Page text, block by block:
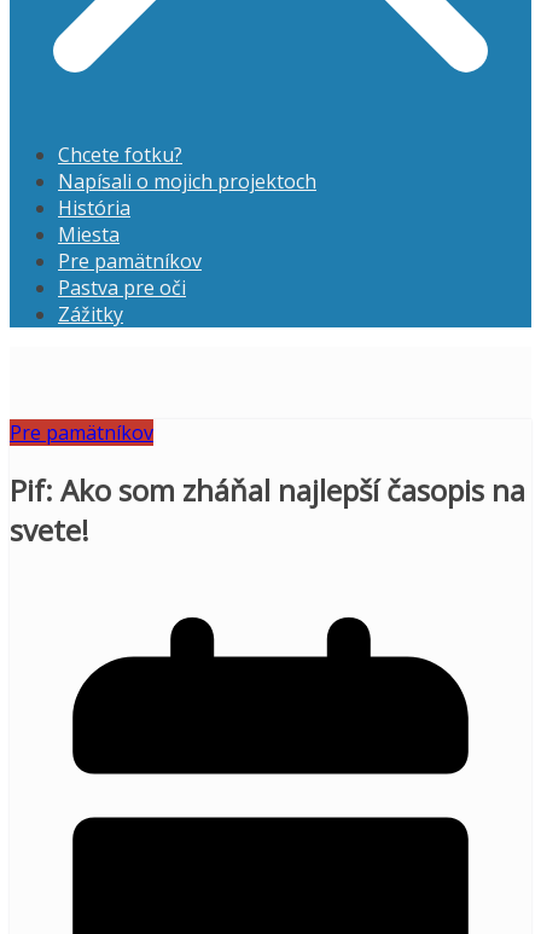
Chcete fotku?
Napísali o mojich projektoch
História
Miesta
Pre pamätníkov
Pastva pre oči
Zážitky
Pre pamätníkov
Pif: Ako som zháňal najlepší časopis na
svete!